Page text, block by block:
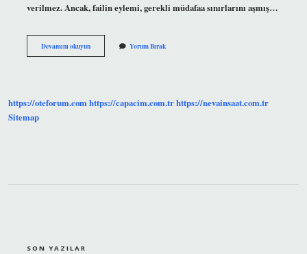
verilmez. Ancak, failin eylemi, gerekli müdafaa sınırlarını aşmış…
Devamını okuyunMeşru
Müdafaa
Yorum Bırak
https://oteforum.comhttps://capacim.com.trhttps://nevainsaat.com.tr
Sitemap
SON YAZILAR